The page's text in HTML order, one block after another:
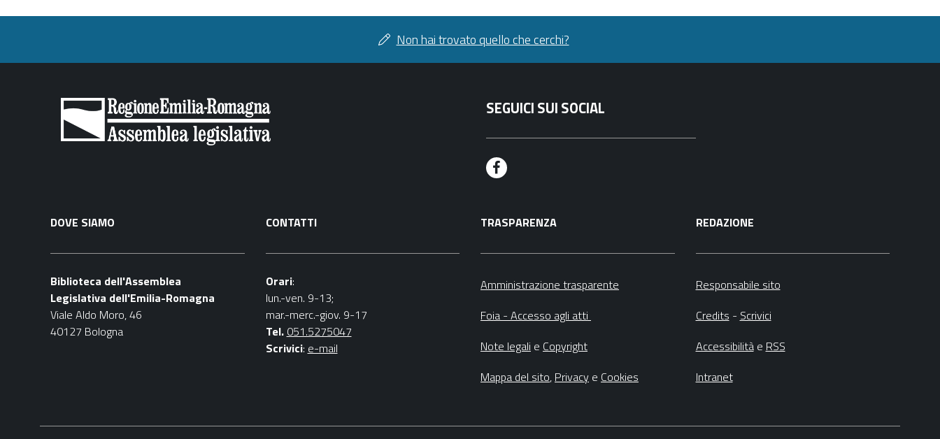
Non hai trovato quello che cerchi?
SEGUICI SUI SOCIAL
F
c
e
o
k
DOVE SIAMO
Biblioteca dell'Assemblea
Legislativa dell'Emilia-Romagna
Viale Aldo Moro, 46
40127 Bologna
CONTATTI
Orari:
lun.-ven. 9-13;
mar.-merc.-giov. 9-17
Tel. 051.5275047
Scrivici: e-mail
TRASPARENZA
Amministrazione trasparente
Foia - Accesso agli atti
Note legali e Copyright
Mappa del sito, Privacy e Cookies
REDAZIONE
Responsabile sito
Credits - Scrivici
Accessibilitàe RSS
Intranet